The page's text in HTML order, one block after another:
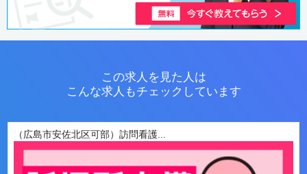
この求人を見た人は
こんな求人もチェックしています
（広島市安佐北区可部）訪問看護...